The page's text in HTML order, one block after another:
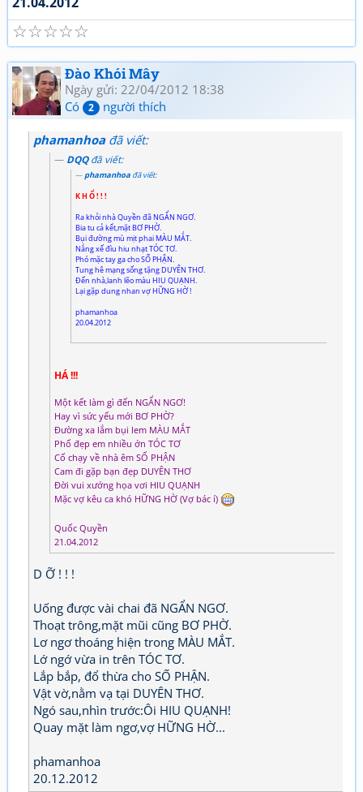
☆
☆
☆
☆
☆
Đào Khói Mây
Ngày gửi: 22/04/2012 18:38
Có
2 người thích
phamanhoađã viết:
DQQđã viết:
phamanhoa đã viết:
K H Ổ ! ! !
Ra khỏi nhà Quyền đã NGẨN NGƠ.
Bia tu cả kết,mặt BƠ PHỜ.
Bụi đường mù mịt phai MÀU MẮT.
Nắng xế đìu hiu nhạt TÓC TƠ.
Phó mặc tay ga cho SỐ PHẬN.
Tung hê mạng sống tặng DUYÊN THƠ.
Đến nhà,lanh lẽo màu HIU QUẠNH.
Lại gặp dung nhan vợ HỮNG HỜ !
phamanhoa
20.04.2012
HÁ !!!
Một kết làm gì đến NGẨN NGƠ!
Hay vì sức yếu mới BƠ PHỜ?
Đường xa lắm bụi lem MÀU MẮT
Phố đẹp em nhiều ớn TÓC TƠ
Cố chạy về nhà êm SỐ PHẬN
Cam đi gặp bạn đẹp DUYÊN THƠ
Đời vui xướng họa vơi HIU QUẠNH
Mặc vợ kêu ca khó HỮNG HỜ (Vợ bác í)
Quốc Quyền
21.04.2012
D Ỡ ! ! !
Uống được vài chai đã NGẨN NGƠ.
Thoạt trông,mặt mũi cũng BƠ PHỜ.
Lơ ngơ thoáng hiện trong MÀU MẮT.
Lớ ngớ vừa in trên TÓC TƠ.
Lắp bắp, đổ thừa cho SỐ PHẬN.
Vật vờ,nằm vạ tại DUYÊN THƠ.
Ngó sau,nhìn trước:Ôi HIU QUẠNH!
Quay mặt làm ngơ,vợ HỮNG HỜ...
phamanhoa
20.12.2012